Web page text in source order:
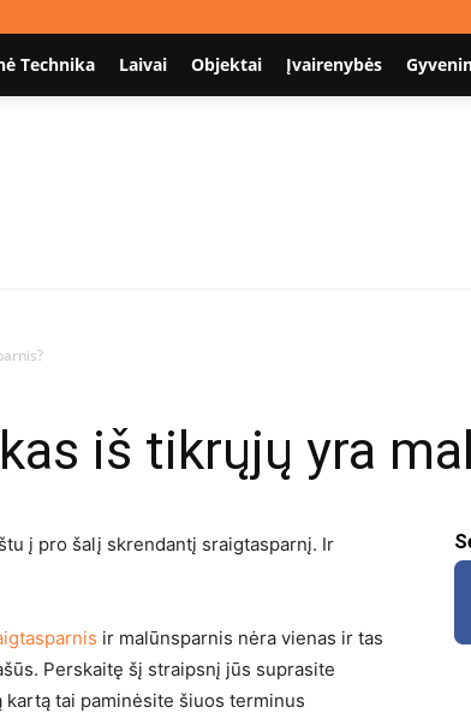
Technika Laivai Objektai Įvairenybės
iš tikrųjų yra
į pro šalį skrendantį sraigtasparnį. Ir
ir malūnsparnis nėra vienas ir tas
Perskaitę šį straipsnį jūs suprasite
tai paminėsite šiuos terminus